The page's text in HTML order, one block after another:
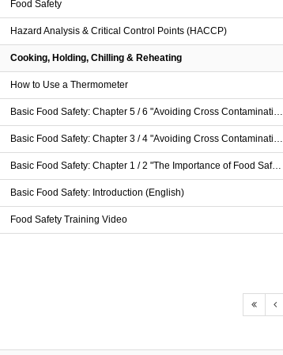
Food Safety
Hazard Analysis & Critical Control Points (HACCP)
Cooking, Holding, Chilling & Reheating
How to Use a Thermometer
Basic Food Safety: Chapter 5 / 6 "Avoiding Cross Contaminati…
Basic Food Safety: Chapter 3 / 4 "Avoiding Cross Contaminati…
Basic Food Safety: Chapter 1 / 2 "The Importance of Food Saf…
Basic Food Safety: Introduction (English)
Food Safety Training Video